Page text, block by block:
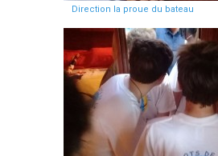
Direction la proue du bateau